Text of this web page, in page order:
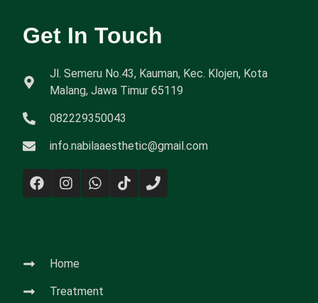
Get In Touch
Jl. Semeru No.43, Kauman, Kec. Klojen, Kota
Malang, Jawa Timur 65119
082229350043
info.nabilaaesthetic@gmail.com
Home
Treatment